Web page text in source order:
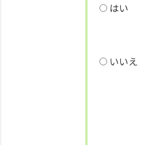
はい
いいえ